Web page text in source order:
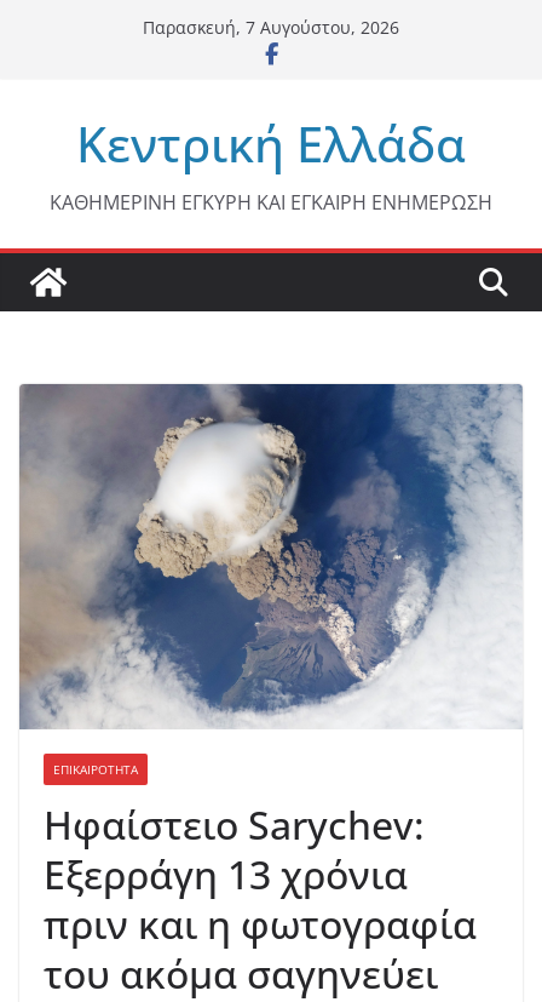
Παρασκευή, 7 Αυγούστου, 2026
Κεντρική Ελλάδα
ΚΑΘΗΜΕΡΙΝΗ ΕΓΚΥΡΗ ΚΑΙ ΕΓΚΑΙΡΗ ΕΝΗΜΕΡΩΣΗ
ΕΠΙΚΑΙΡΟΤΗΤΑ
Ηφαίστειο Sarychev:
Εξερράγη 13 χρόνια
πριν και η φωτογραφία
του ακόμα σαγηνεύει